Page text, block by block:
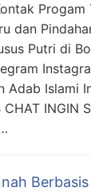
Progam
dan
Putri di
Adab Islami​
CHAT INGIN